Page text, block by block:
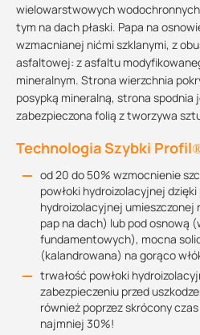
wielowarstwowych
tym na dach płaski. Papa na
wzmacnianej nićmi szklanymi, z
asfaltowej: z asfaltu
mineralnym. Strona wierzchnia
posypką mineralną, strona spodnia
zabezpieczona folią z tworzywa
Technologia Szybki
od 20 do 50% wzmocnienie
powłoki hydroizolacyjnej
hydroizolacyjnej
pap na dach) lub pod osnową
fundamentowych), mocna
(kalandrowana) na gorąco
trwałość powłoki
zabezpieczeniu przed
również poprzez skrócony
najmniej 30%!